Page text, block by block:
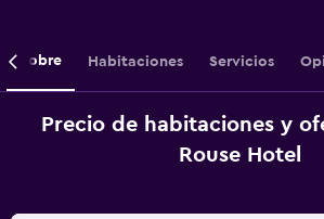
Sobre Habitaciones Servicios
Precio de habitaciones y
Rouse Hotel